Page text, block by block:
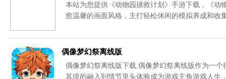
本站为您提供《动物园拯救计划》手游下载，《动
愈温馨的画面风格，主打轻松休闲的模拟养成和收
拯救计划》手游官方最新免费下载地址。资源均来
偶像梦幻祭离线版
偶像梦幻祭离线版下载,偶像梦幻祭离线版作为一
其境的融入到情节里头体验成为游戏主角游戏人生